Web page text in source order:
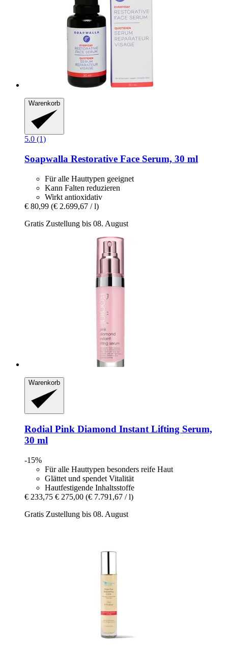
Warenkorb
5.0 (1)
Soapwalla Restorative Face Serum, 30 ml
Für alle Hauttypen geeignet
Kann Falten reduzieren
Wirkt antioxidativ
€ 80,99 (€ 2.699,67 / l)
Gratis Zustellung bis 08. August
Warenkorb
Rodial Pink Diamond Instant Lifting Serum,
30 ml
-15%
Für alle Hauttypen besonders reife Haut
Glättet und spendet Vitalität
Hautfestigende Inhaltsstoffe
€ 233,75 € 275,00 (€ 7.791,67 / l)
Gratis Zustellung bis 08. August